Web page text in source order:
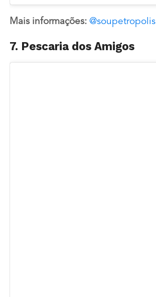
Mais informações: @soupetropolis
7. Pescaria dos Amigos